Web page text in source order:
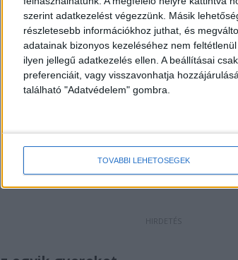
szerint adatkezelést végezzünk. Másik
részletesebb információkhoz juthat, és
adatainak bizonyos kezeléséhez nem
ilyen jellegű adatkezelés ellen. A beállításai
preferenciáit, vagy visszavonhatja
található "Adatvédelem" gombra.
TOVÁBBI LEHETŐSÉGEK